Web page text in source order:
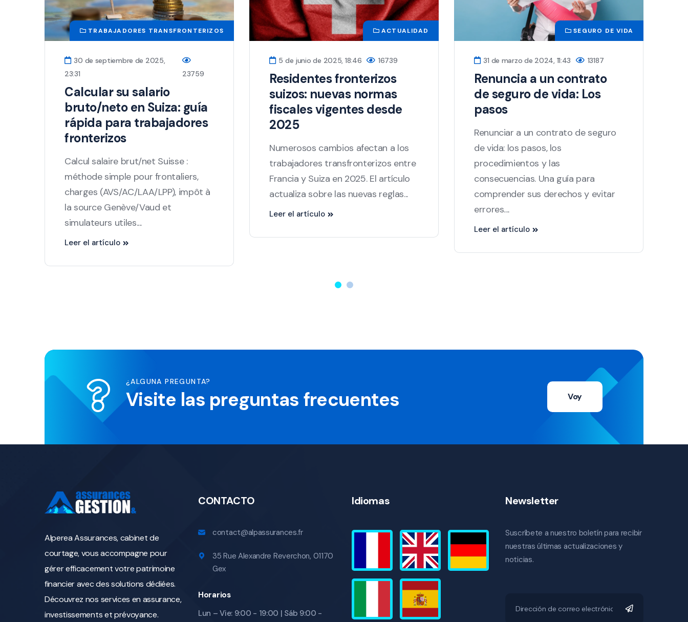
TRABAJADORES TRANSFRONTERIZOS
30 de septiembre de 2025,
23:31
23759
Calcular su salario
bruto/neto en Suiza: guía
rápida para trabajadores
fronterizos
Calcul salaire brut/net Suisse :
méthode simple pour frontaliers,
charges (AVS/AC/LAA/LPP), impôt à
la source Genève/Vaud et
simulateurs utiles....
Leer el artículo
ACTUALIDAD
5 de junio de 2025, 18:46 16739
Residentes fronterizos
suizos: nuevas normas
fiscales vigentes desde
2025
Numerosos cambios afectan a los
trabajadores transfronterizos entre
Francia y Suiza en 2025. El artículo
actualiza sobre las nuevas reglas...
Leer el artículo
SEGURO DE VIDA
31 de marzo de 2024, 11:43 13187
Renuncia a un contrato
de seguro de vida: Los
pasos
Renunciar a un contrato de seguro
de vida: los pasos, los
procedimientos y las
consecuencias. Una guía para
comprender sus derechos y evitar
errores....
Leer el artículo
¿ALGUNA PREGUNTA?
Visite las preguntas frecuentes Voy
Alperea Assurances, cabinet de
courtage, vous accompagne pour
gérer efficacement votre patrimoine
financier avec des solutions dédiées.
Découvrez nos services en assurance,
investissements et prévoyance.
CONTACTO
contact@alpassurances.fr
35 Rue Alexandre Reverchon, 01170
Gex
Horarios
Lun – Vie: 9:00 - 19:00 | Sáb 9:00 -
Idiomas Newsletter
Suscríbete a nuestro boletín para recibir
nuestras últimas actualizaciones y
noticias.